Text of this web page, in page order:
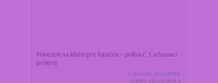
Prívesok na kľúče pre hasičov – prilba č. 1 a hasiaci
prístroj
Z dôvodu dovolenky,
všetko objednané a